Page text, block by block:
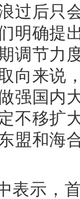
过后只
明确提
调节力
向来说
强国内
不移扩
盟和海
表示，